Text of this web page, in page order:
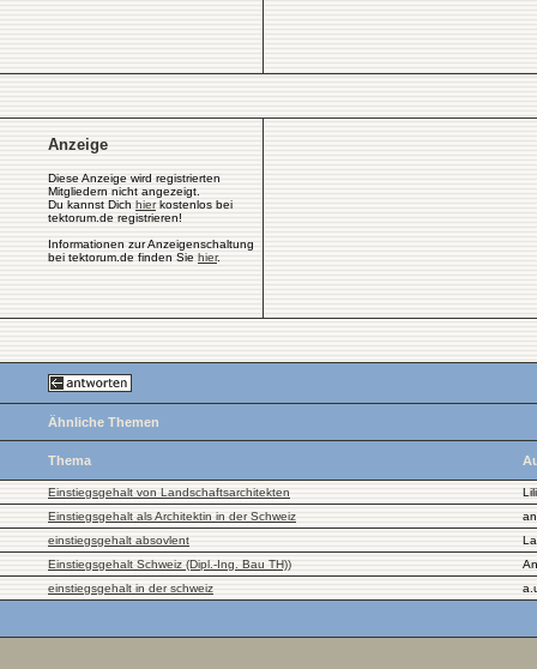
Anzeige
Diese Anzeige wird registrierten
Mitgliedern nicht angezeigt.
Du kannst Dich hierkostenlos bei
tektorum.de registrieren!
Informationen zur Anzeigenschaltung
bei tektorum.de finden Sie hier.
Ähnliche Themen
Thema
Einstiegsgehalt von Landschaftsarchitekten
Einstiegsgehalt als Architektin in der Schweiz
einstiegsgehalt absovlent
Einstiegsgehalt Schweiz (Dipl.-Ing. Bau TH))
einstiegsgehalt in der schweiz